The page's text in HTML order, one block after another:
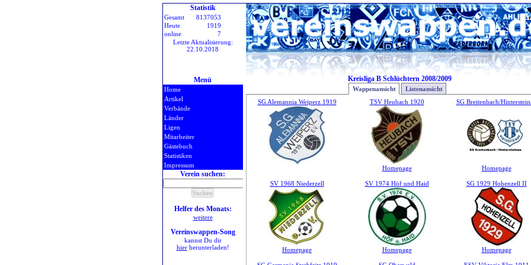
Statistik
Gesamt
8137053
Heute
1919
online
7
Letzte Aktualisierung:
22.10.2018
Menü
Home
Artikel
Verbände
Länder
Ligen
Mitarbeiter
Gästebuch
Statistiken
Impressum
Verein suchen:
Helfer des Monats:
weitere
Vereinswappen-Song
kannst Du dir
hierherunterladen!
Kreisliga B Schlüchtern 2008/2009
Wappenansicht
Listenansicht
SG Alemannia Weiperz 1919
TSV Heubach 1920
Homepage
SG Breitenbach/
Homepage
SV 1968 Niederzell
Homepage
SV 1974 Höf und Haid
Homepage
SG 1929 Hohenzell II
Homepage